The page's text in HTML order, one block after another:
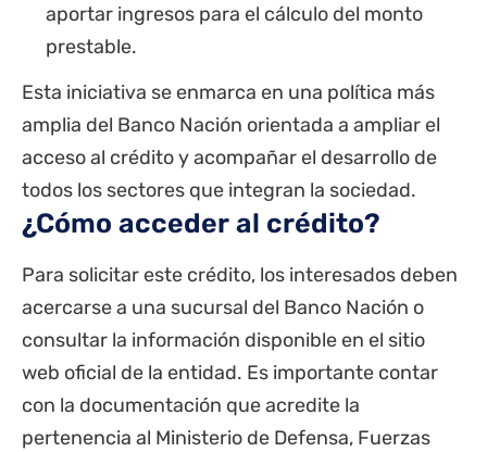
aportar ingresos para el cálculo del monto
prestable.
Esta iniciativa se enmarca en una política más
amplia del Banco Nación orientada a ampliar el
acceso al crédito y acompañar el desarrollo de
todos los sectores que integran la sociedad.
¿Cómo acceder al crédito?
Para solicitar este crédito, los interesados deben
acercarse a una sucursal del Banco Nación o
consultar la información disponible en el sitio
web oficial de la entidad. Es importante contar
con la documentación que acredite la
pertenencia al Ministerio de Defensa, Fuerzas